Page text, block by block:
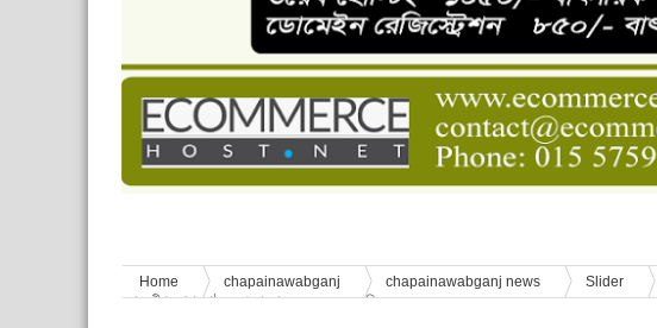
চাঁপাইনবাবগঞ্জে শেষ হয়েছে ৫ দিনের স্কাউট ইউনিট লিডার বেসিক কোর্স
বাংলাদেশ স্কাউটস দিবস পালন
পানি সংকট, কলস নিয়ে বিক্ষোভ
ঈদের শুভেচ্ছা জানিয়েছেন সাবেক ছাত্রলীগ নেতা আবু হাসনাত সুমন
শিশু সুরক্ষা বিষয়ে চাঁপাইনবাবগঞ্জে দুই দিনব্যাপী প্রশিক্ষণ
Home chapainawabganj chapainawabganj news Slider
ছাত্রলীগ ফোরাম গঠন, অপু আহবায়ক, অলক সদস্য সচিব